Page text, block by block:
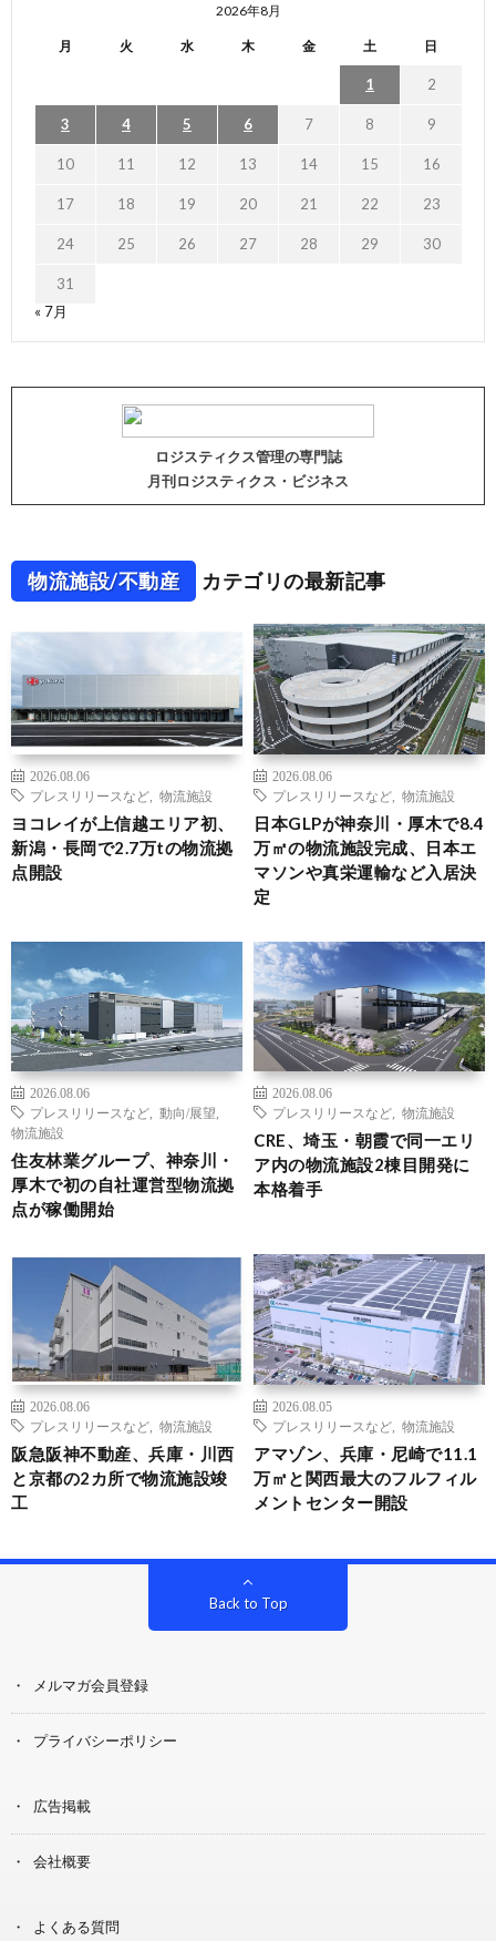
2026年8月
月 火 水 木 金 土 日
1 2
3 4 5 6 7 8 9
10 11 12 13 14 15 16
17 18 19 20 21 22 23
24 25 26 27 28 29 30
31
« 7月
ロジスティクス管理の専門誌
月刊ロジスティクス・ビジネス
物流施設/不動産 カテゴリの最新記事
2026.08.06
プレスリリースなど
物流施設
ヨコレイが上信越エリア初、
新潟・長岡で2.7万tの物流拠
点開設
2026.08.06
プレスリリースなど
物流施設
日本GLPが神奈川・厚木で8.4
万㎡の物流施設完成、日本エ
マソンや真栄運輸など入居決
定
2026.08.06
プレスリリースなど
動向/展望
物流施設
住友林業グループ、神奈川・
厚木で初の自社運営型物流拠
点が稼働開始
2026.08.06
プレスリリースなど
物流施設
CRE、埼玉・朝霞で同一エリ
ア内の物流施設2棟目開発に
本格着手
2026.08.06
プレスリリースなど
物流施設
阪急阪神不動産、兵庫・川西
と京都の2カ所で物流施設竣
工
2026.08.05
プレスリリースなど
物流施設
アマゾン、兵庫・尼崎で11.1
万㎡と関西最大のフルフィル
メントセンター開設
Back to Top
メルマガ会員登録
プライバシーポリシー
広告掲載
会社概要
よくある質問